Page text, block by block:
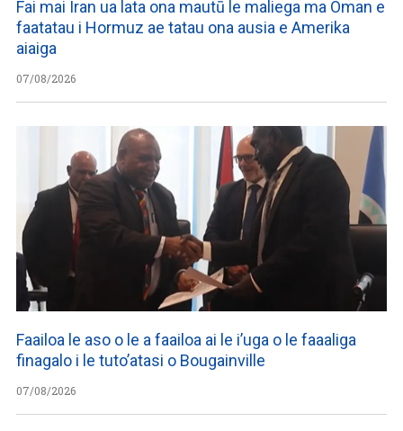
Fai mai Iran ua lata ona mautū le maliega ma Oman e
faatatau i Hormuz ae tatau ona ausia e Amerika
aiaiga
07/08/2026
Faailoa le aso o le a faailoa ai le i’uga o le faaaliga
finagalo i le tuto’atasi o Bougainville
07/08/2026